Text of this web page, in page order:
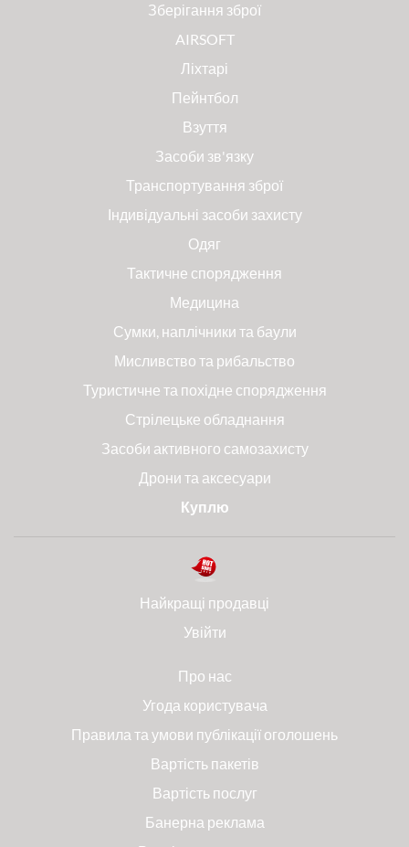
Зберігання зброї
AIRSOFT
Ліхтарі
Пейнтбол
Взуття
Засоби зв'язку
Транспортування зброї
Індивідуальні засоби захисту
Одяг
Тактичне спорядження
Медицина
Сумки, наплічники та баули
Мисливство та рибальство
Туристичне та похідне спорядження
Стрілецьке обладнання
Засоби активного самозахисту
Дрони та аксесуари
Куплю
Найкращі продавці
Увійти
Про нас
Угода користувача
Правила та умови публікації оголошень
Вартість пакетів
Вартість послуг
Банерна реклама